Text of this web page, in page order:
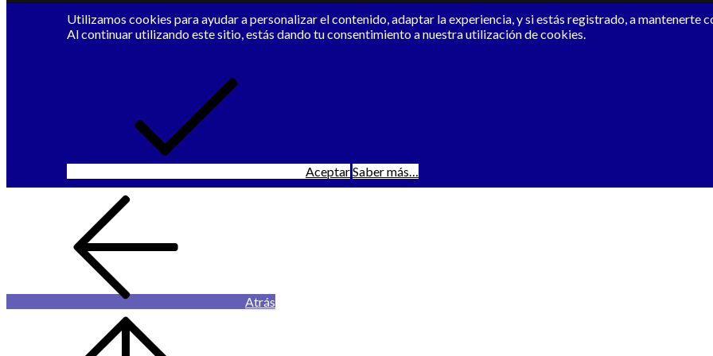
Utilizamos cookies para ayudar a personalizar el contenido, adaptar la experiencia, y si estás registrado, a mantenerte
Al continuar utilizando este sitio, estás dando tu consentimiento a nuestra utilización de cookies.
AceptarSaber más…
Atrás